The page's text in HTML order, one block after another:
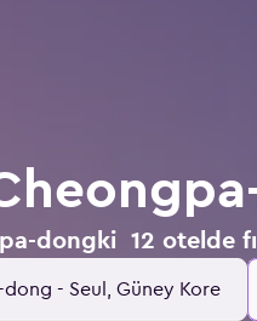
dongki 12 otelde